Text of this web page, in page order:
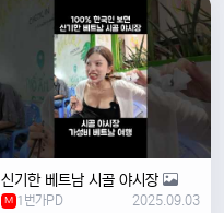
신기한 베트남 시골 야시장
M 1번가PD 2025.09.03